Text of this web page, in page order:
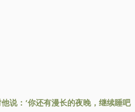
说：‘你还有漫长的夜晚，继续睡吧